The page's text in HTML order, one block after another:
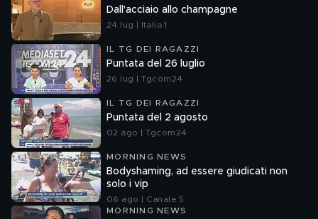
Dall'acciaio allo champagne
24 lug | Italia 1
IL TG DEI RAGAZZI
Puntata del 26 luglio
26 lug | Tgcom24
IL TG DEI RAGAZZI
Puntata del 2 agosto
02 ago | Tgcom24
MORNING NEWS
Bodyshaming, ad essere giudicati non
solo i vip
06 ago | Canale 5
MORNING NEWS